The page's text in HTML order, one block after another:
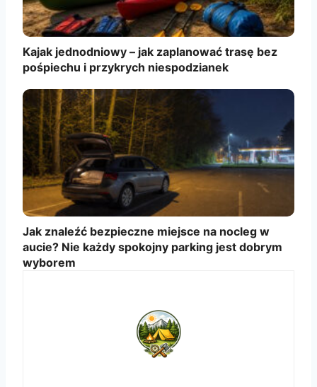
Kajak jednodniowy – jak zaplanować trasę bez
pośpiechu i przykrych niespodzianek
Jak znaleźć bezpieczne miejsce na nocleg w
aucie? Nie każdy spokojny parking jest dobrym
wyborem